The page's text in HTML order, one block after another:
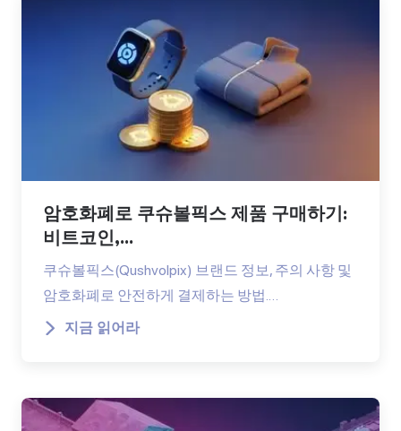
암호화폐로 쿠슈볼픽스 제품 구매하기:
비트코인,...
쿠슈볼픽스(Qushvolpix) 브랜드 정보, 주의 사항 및
암호화폐로 안전하게 결제하는 방법.…
지금 읽어라